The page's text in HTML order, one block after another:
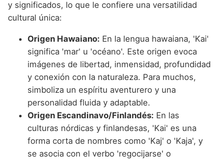
y significados, lo que le confiere una versatilidad
cultural única:
Origen Hawaiano: En la lengua hawaiana, 'Kai'
significa 'mar' u 'océano'. Este origen evoca
imágenes de libertad, inmensidad, profundidad
y conexión con la naturaleza. Para muchos,
simboliza un espíritu aventurero y una
personalidad fluida y adaptable.
Origen Escandinavo/Finlandés: En las
culturas nórdicas y finlandesas, 'Kai' es una
forma corta de nombres como 'Kaj' o 'Kaja', y
se asocia con el verbo 'regocijarse' o